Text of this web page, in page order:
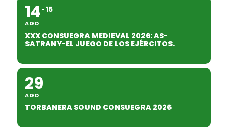
14
AGO
15
XXX CONSUEGRA MEDIEVAL 2026: AS-
SATRANY-EL JUEGO DE LOS EJÉRCITOS.
29
AGO
TORBANERA SOUND CONSUEGRA 2026